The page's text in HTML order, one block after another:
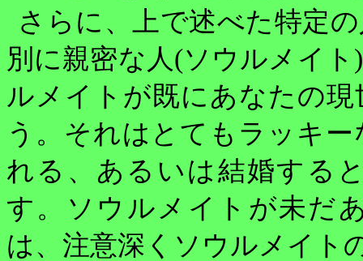
さらに、上で述べた特定
別に親密な人(ソウルメイト )
ルメイトが既にあなたの
う。それはとてもラッキ
れる、あるいは結婚する
す。ソウルメイトが未だ
は、注意深くソウルメイト